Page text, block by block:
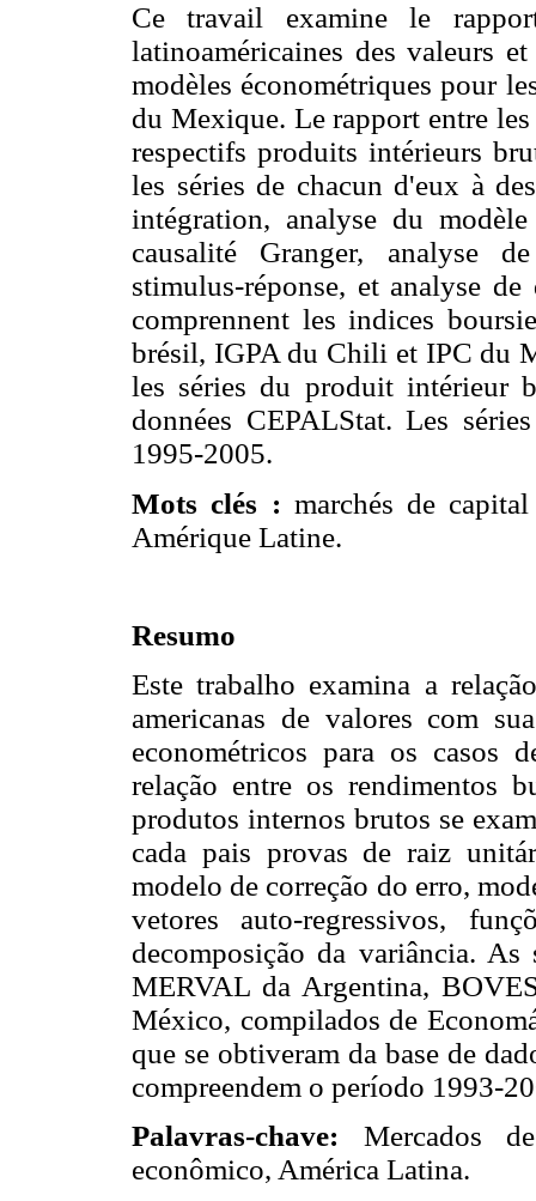
Ce travail examine le
latinoaméricaines des valeurs
modèles économétriques pour
du Mexique. Le rapport entre
respectifs produits intérieurs
les séries de chacun d'eux à
intégration, analyse du
causalité Granger, analyse
stimulus-réponse, et analyse
comprennent les indices
brésil, IGPA du Chili et IPC du
les séries du produit intérieur
données CEPALStat. Les
1995-2005.
Mots clés : marchés de
Amérique Latine.
Resumo
Este trabalho examina a
americanas de valores com
econométricos para os
relação entre os rendimentos
produtos internos brutos se
cada pais provas de raiz
modelo de correção do erro,
vetores auto-regressivos,
decomposição da variância. As
MERVAL da Argentina,
México, compilados de
que se obtiveram da base de
compreendem o período 1993-
Palavras-chave: Mercados
econômico, América Latina.